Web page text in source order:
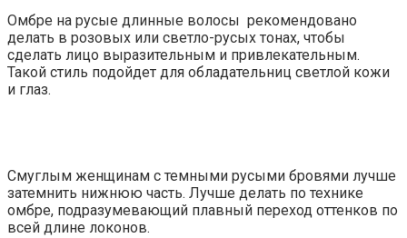
Омбре на русые длинные волосы рекомендовано
делать в розовых или светло-русых тонах, чтобы
сделать лицо выразительным и привлекательным.
Такой стиль подойдет для обладательниц светлой кожи
и глаз.
Смуглым женщинам с темными русыми бровями лучше
затемнить нижнюю часть. Лучше делать по технике
омбре, подразумевающий плавный переход оттенков по
всей длине локонов.